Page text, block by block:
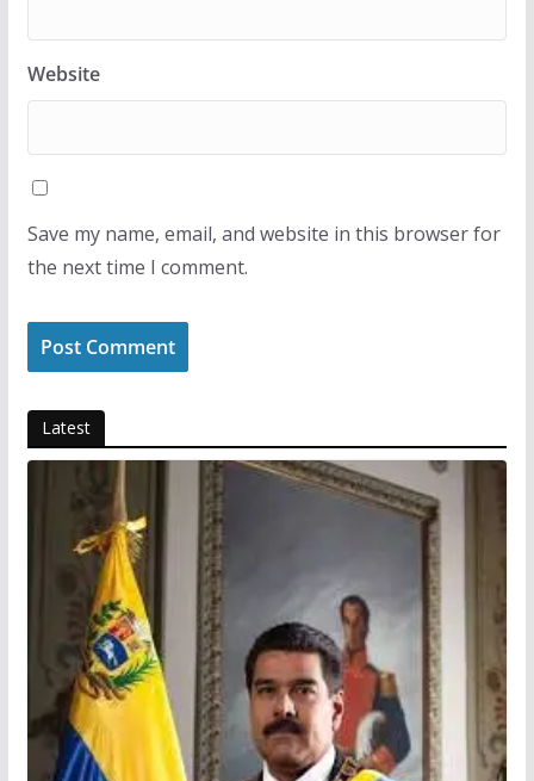
Website
Save my name, email, and website in this browser for
the next time I comment.
Latest